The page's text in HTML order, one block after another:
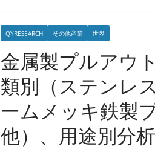
QYRESEARCH その他産業 世界
金属製プルアウ
類別（ステンレ
ームメッキ鉄製
他）、用途別分析